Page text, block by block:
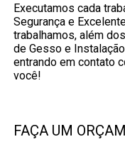
Executamos cada
Segurança e
trabalhamos, além
de Gesso e
entrando em contato
você!
FAÇA UM